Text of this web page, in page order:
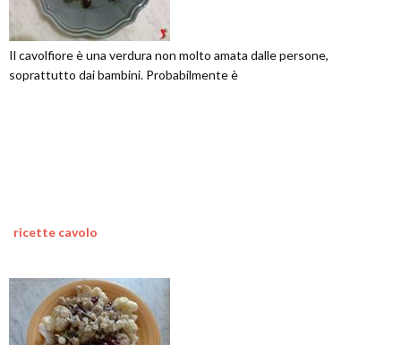
Il cavolfiore è una verdura non molto amata dalle persone,
soprattutto dai bambini. Probabilmente è
ricette cavolo